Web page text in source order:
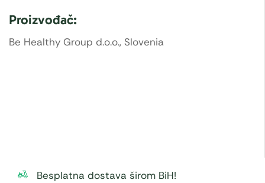
Proizvođač:
Be Healthy Group d.o.o., Slovenia
Besplatna dostava širom BiH!